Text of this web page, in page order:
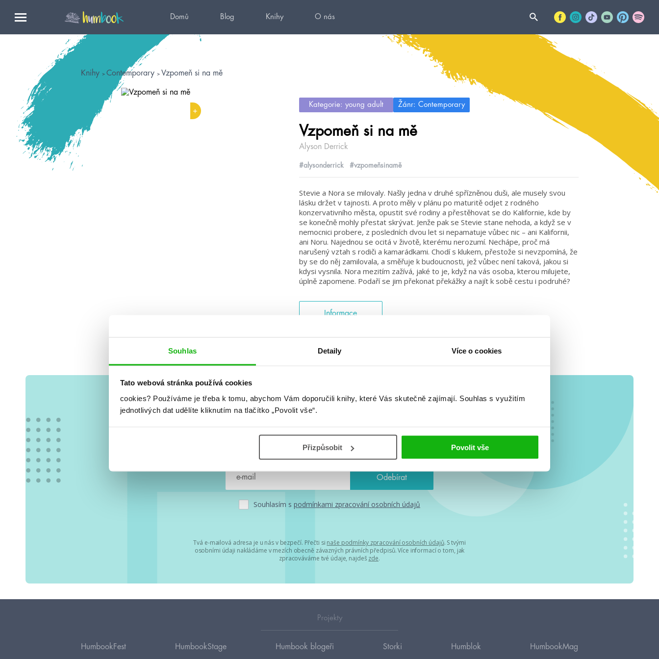
Souhlas Detaily Více o cookies
Tato webová stránka používá cookies
cookies? Používáme je třeba k tomu, abychom Vám doporučili knihy, které Vás skutečně zajímají. Souhlas s využitím
jednotlivých dat udělíte kliknutím na tlačítko „Povolit vše“.
Přizpůsobit Povolit vše
Domů Blog Knihy O nás
Knihy Contemporary Vzpomeň si na mě
+
Kategorie: young adult Žánr: Contemporary
Vzpomeň si na mě
Alyson Derrick
#alysonderrick #vzpomeňsinamě
Stevie a Nora se milovaly. Našly jedna v druhé spřízněnou duši, ale musely svou
lásku držet v tajnosti. A proto měly v plánu po maturitě odjet z rodného
konzervativního města, opustit své rodiny a přestěhovat se do Kalifornie, kde by
se konečně mohly přestat skrývat. Jenže pak se Stevie stane nehoda, a když se v
nemocnici probere, z posledních dvou let si nepamatuje vůbec nic – ani Kalifornii,
ani Noru. Najednou se ocitá v životě, kterému nerozumí. Nechápe, proč má
narušený vztah s rodiči a kamarádkami. Chodí s klukem, přestože si nevzpomíná, že
by se do něj zamilovala, a směřuje k budoucnosti, jež vůbec není taková, jakou si
kdysi vysnila. Nora mezitím zažívá, jaké to je, když na vás osoba, kterou milujete,
úplně zapomene. Podaří se jim překonat překážky a najít k sobě cestu i podruhé?
Informace
#HumbookNews
Souhlasím s podmínkami zpracování osobních údajů
Tvá e-mailová adresa je u nás v bezpečí. Přečti si naše podmínky zpracování osobních údajů. S tvými
osobními údaji nakládáme v mezích obecně závazných právních předpisů. Více informací o tom, jak
zpracováváme tvé údaje, najdeš zde.
Projekty
HumbookFest HumbookStage Humbook blogeři Storki Humblok HumbookMag